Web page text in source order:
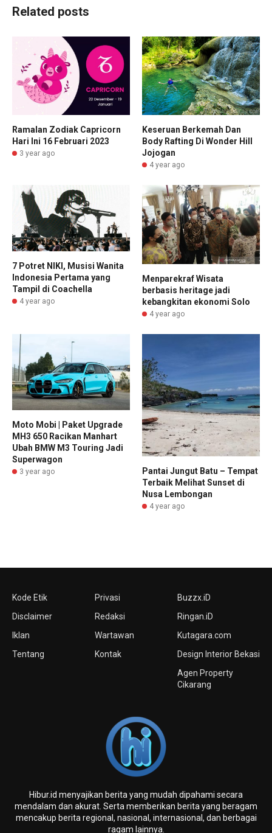
Related posts
Ramalan Zodiak Capricorn
Hari Ini 16 Februari 2023
3 year ago
Keseruan Berkemah Dan
Body Rafting Di Wonder Hill
Jojogan
4 year ago
7 Potret NIKI, Musisi Wanita
Indonesia Pertama yang
Tampil di Coachella
4 year ago
Menparekraf Wisata
berbasis heritage jadi
kebangkitan ekonomi Solo
4 year ago
Moto Mobi | Paket Upgrade
MH3 650 Racikan Manhart
Ubah BMW M3 Touring Jadi
Superwagon
3 year ago
Pantai Jungut Batu – Tempat
Terbaik Melihat Sunset di
Nusa Lembongan
4 year ago
Kode Etik
Disclaimer
Iklan
Tentang
Privasi
Redaksi
Wartawan
Kontak
Buzzx.iD
Ringan.iD
Kutagara.com
Design Interior Bekasi
Agen Property
Cikarang
Hibur.id menyajikan berita yang mudah dipahami secara
mendalam dan akurat. Serta memberikan berita yang beragam
mencakup berita regional, nasional, internasional, dan berbagai
ragam lainnya.